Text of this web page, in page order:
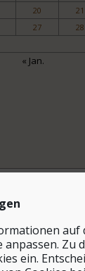
auf
Zu
ein.
20 21
27 28
« Jan.